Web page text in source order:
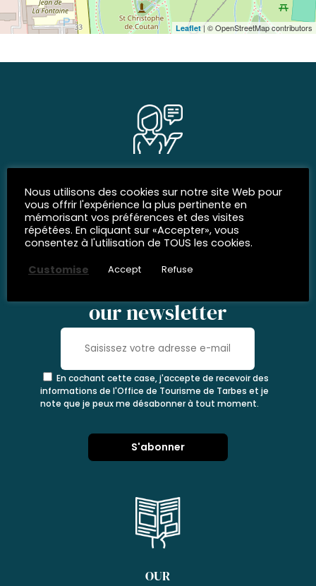
Leaflet| © OpenStreetMap contributors
Join us
our newsletter
En cochant cette case, j'accepte de recevoir des
informations de l'Office de Tourisme de Tarbes et je
note que je peux me désabonner à tout moment.
OUR
Nous utilisons des cookies sur notre site Web pour
vous offrir l'expérience la plus pertinente en
mémorisant vos préférences et des visites
répétées. En cliquant sur «Accepter», vous
consentez à l'utilisation de TOUS les cookies.
Customise
Accept Refuse